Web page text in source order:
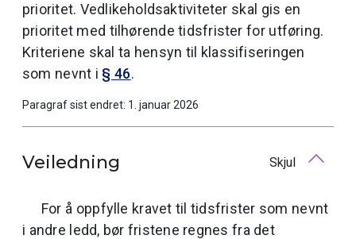
prioritet. Vedlikeholdsaktiviteter skal gis en
prioritet med tilhørende tidsfrister for utføring.
Kriteriene skal ta hensyn til klassifiseringen
som nevnt i § 46.
Paragraf sist endret: 1. januar 2026
Veiledning Skjul
For å oppfylle kravet til tidsfrister som nevnt
i andre ledd, bør fristene regnes fra det